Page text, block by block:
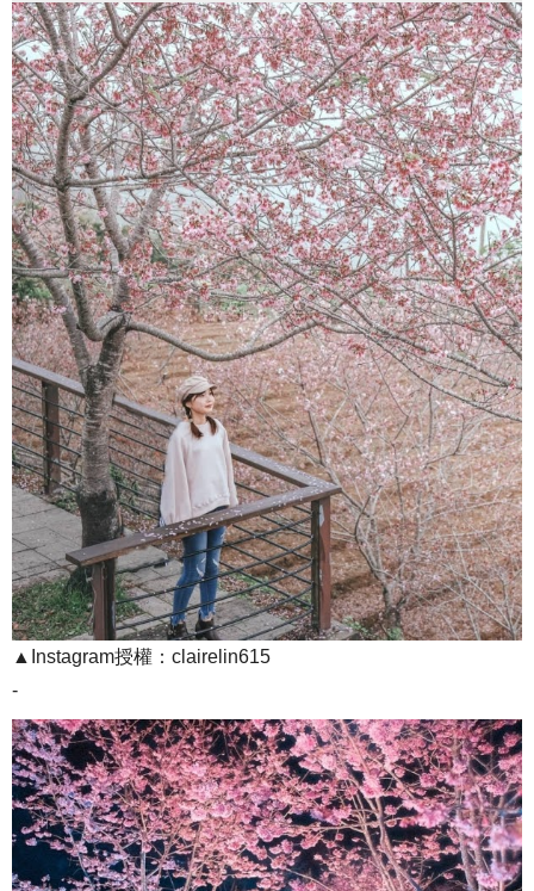
▲Instagram授權：clairelin615
-